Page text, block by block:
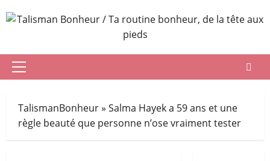
au
Menu
TalismanBonheur» Salma Hayek a 59 ans et une
règle beauté que personne n’ose vraiment tester